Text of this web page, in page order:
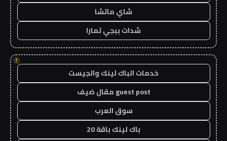
شاي ماتشا
شدات ببجي تمارا
!
خدمات الباك لينك والجيست
guest post مقال ضيف
سوق العرب
باك لينك باقة 20